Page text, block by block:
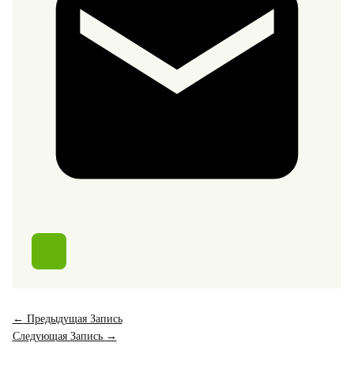
← Предыдущая Запись
Следующая Запись →